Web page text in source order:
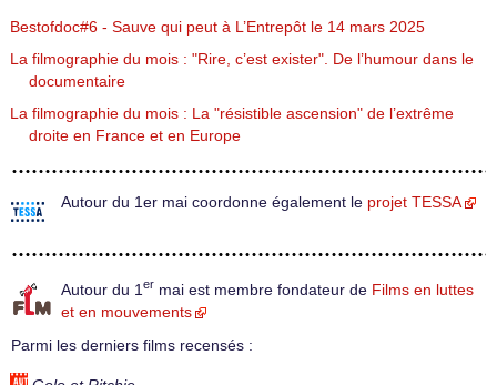
Bestofdoc#6 - Sauve qui peut à L’Entrepôt le 14 mars 2025
La filmographie du mois : "Rire, c’est exister". De l’humour dans le
documentaire
La filmographie du mois : La "résistible ascension" de l’extrême
droite en France et en Europe
Autour du 1er mai coordonne également le projet TESSA
Autour du 1 er mai est membre fondateur de Films en luttes
et en mouvements
Parmi les derniers films recensés :